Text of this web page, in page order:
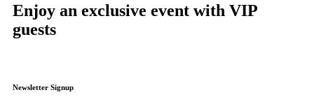
Enjoy an exclusive event with VIP
guests
Newsletter Signup